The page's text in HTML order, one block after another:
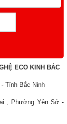
ECO KINH BẮC
Tỉnh Bắc Ninh
, Phường Yên Sở -